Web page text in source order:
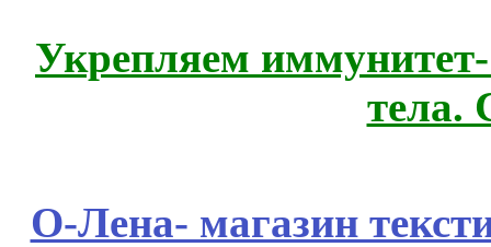
Укрепляем
тела.
О-Лена- магазин